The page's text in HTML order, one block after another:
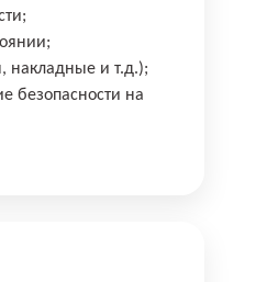
накладные и т.д.);
безопасности на